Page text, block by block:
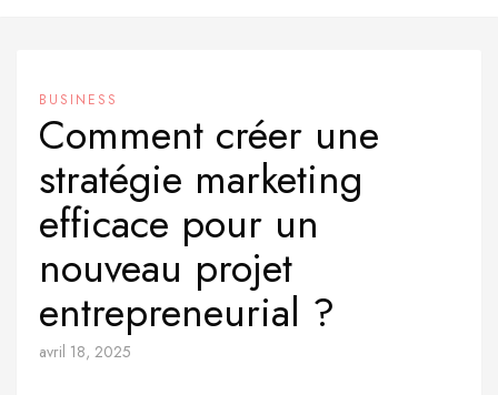
BUSINESS
Comment créer une
stratégie marketing
efficace pour un
nouveau projet
entrepreneurial ?
avril 18, 2025